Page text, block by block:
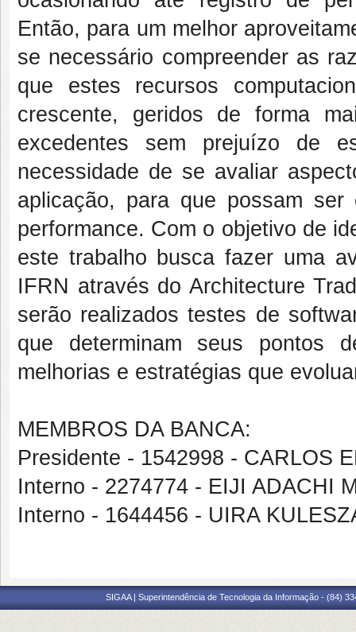
Então, para um melhor
se necessário compreender as
que estes recursos
crescente, geridos de forma
excedentes sem prejuízo de
necessidade de se avaliar
aplicação, para que possam ser
performance. Com o objetivo de
este trabalho busca fazer uma
IFRN através do Architecture
serão realizados testes de
que determinam seus pontos
melhorias e estratégias que
MEMBROS DA BANCA:
Presidente - 1542998 - CARLOS
Interno - 2274774 - EIJI ADACHI
Interno - 1644456 - UIRA
SIGAA | Superintendência de Tecnologia da Informação - (84)